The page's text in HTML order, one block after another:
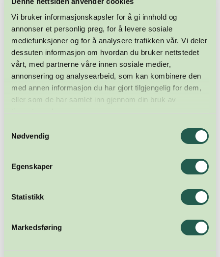
Vi bruker informasjonskapsler for å gi innhold og
annonser et personlig preg, for å levere sosiale
mediefunksjoner og for å analysere trafikken vår. Vi deler
dessuten informasjon om hvordan du bruker nettstedet
vårt, med partnerne våre innen sosiale medier,
annonsering og analysearbeid, som kan kombinere den
med annen informasjon du har gjort tilgjengelig for dem,
eller som de har samlet inn gjennom din bruk av
tjenestene deres.
Nødvendig
Egenskaper
Statistikk
Markedsføring